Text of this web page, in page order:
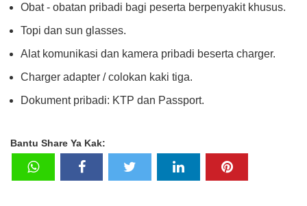
Obat - obatan pribadi bagi peserta berpenyakit khusus.
Topi dan sun glasses.
Alat komunikasi dan kamera pribadi beserta charger.
Charger adapter / colokan kaki tiga.
Dokument pribadi: KTP dan Passport.
Bantu Share Ya Kak: